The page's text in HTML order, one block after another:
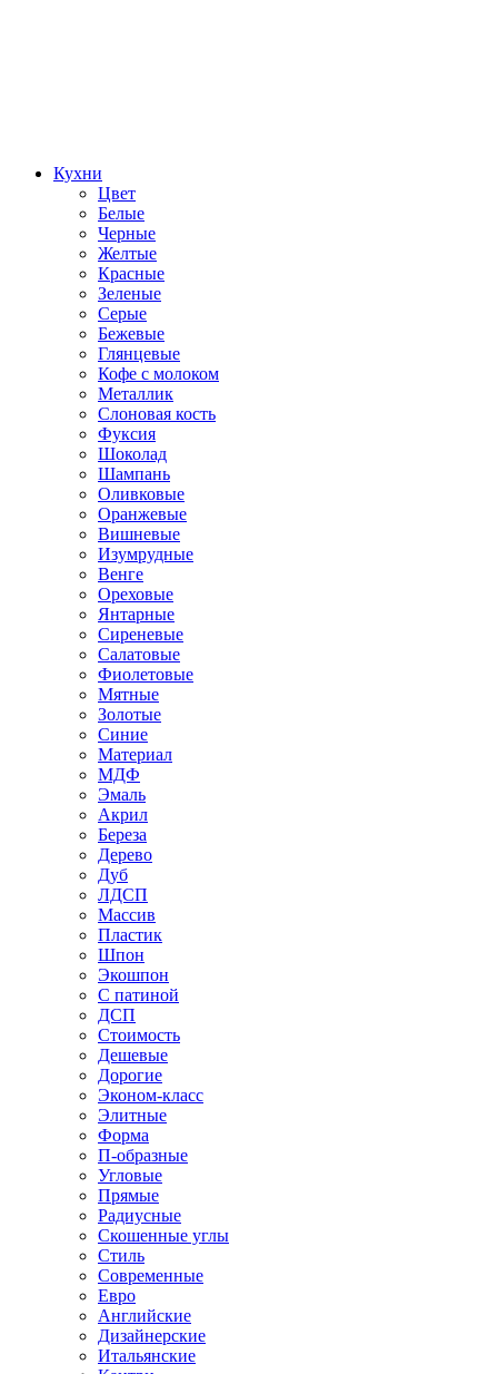
Кухни
Цвет
Белые
Черные
Желтые
Красные
Зеленые
Серые
Бежевые
Глянцевые
Кофе с молоком
Металлик
Слоновая кость
Фуксия
Шоколад
Шампань
Оливковые
Оранжевые
Вишневые
Изумрудные
Венге
Ореховые
Янтарные
Сиреневые
Салатовые
Фиолетовые
Мятные
Золотые
Синие
Материал
МДФ
Эмаль
Акрил
Береза
Дерево
Дуб
ЛДСП
Массив
Пластик
Шпон
Экошпон
С патиной
ДСП
Стоимость
Дешевые
Дорогие
Эконом-класс
Элитные
Форма
П-образные
Угловые
Прямые
Радиусные
Скошенные углы
Стиль
Современные
Евро
Английские
Дизайнерские
Итальянские